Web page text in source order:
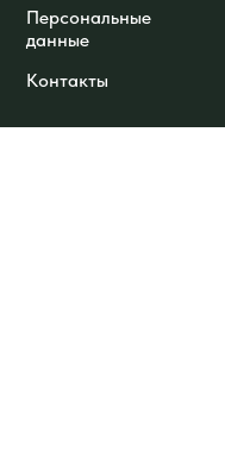
Персональные
данные
Контакты